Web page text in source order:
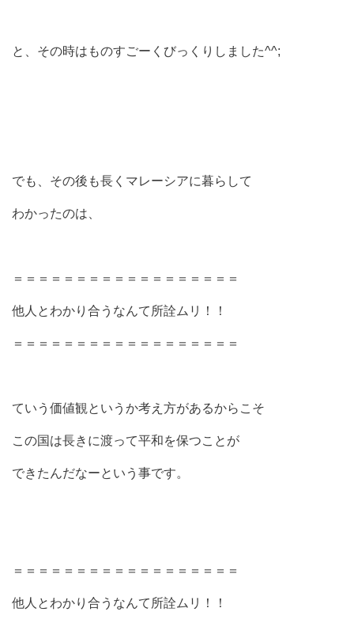
と、その時はものすごーくびっくりしました^^;
でも、その後も長くマレーシアに暮らして
わかったのは、
＝＝＝＝＝＝＝＝＝＝＝＝＝＝＝＝＝＝
他人とわかり合うなんて所詮ムリ！！
＝＝＝＝＝＝＝＝＝＝＝＝＝＝＝＝＝＝
ていう価値観というか考え方があるからこそ
この国は長きに渡って平和を保つことが
できたんだなーという事です。
＝＝＝＝＝＝＝＝＝＝＝＝＝＝＝＝＝＝
他人とわかり合うなんて所詮ムリ！！